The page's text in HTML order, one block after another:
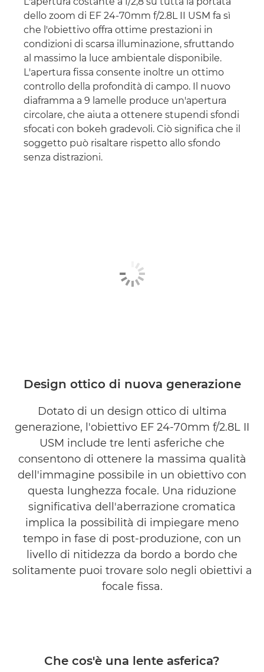
dello zoom di EF 24-70mm f/2.8L II USM fa sì
che l'obiettivo offra ottime prestazioni in
condizioni di scarsa illuminazione, sfruttando
al massimo la luce ambientale disponibile.
L'apertura fissa consente inoltre un ottimo
controllo della profondità di campo. Il nuovo
diaframma a 9 lamelle produce un'apertura
circolare, che aiuta a ottenere stupendi sfondi
sfocati con bokeh gradevoli. Ciò significa che il
soggetto può risaltare rispetto allo sfondo
senza distrazioni.
Design ottico di nuova generazione
Dotato di un design ottico di ultima
generazione, l'obiettivo EF 24-70mm f/2.8L II
USM include tre lenti asferiche che
consentono di ottenere la massima qualità
dell'immagine possibile in un obiettivo con
questa lunghezza focale. Una riduzione
significativa dell'aberrazione cromatica
implica la possibilità di impiegare meno
tempo in fase di post-produzione, con un
livello di nitidezza da bordo a bordo che
solitamente puoi trovare solo negli obiettivi a
focale fissa.
Che cos'è una lente asferica?